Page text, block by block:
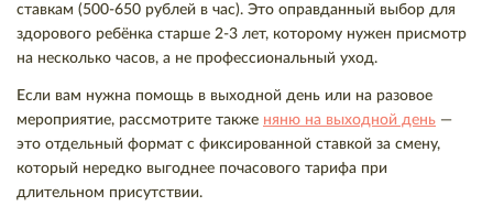
ставкам (500-650 рублей в час). Это оправданный выбор для
здорового ребёнка старше 2-3 лет, которому нужен присмотр
на несколько часов, а не профессиональный уход.
Если вам нужна помощь в выходной день или на разовое
мероприятие, рассмотрите также няню на выходной день —
это отдельный формат с фиксированной ставкой за смену,
который нередко выгоднее почасового тарифа при
длительном присутствии.